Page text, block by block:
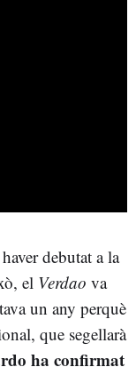
debutat a la
el Verdao va
un any perquè
que segellarà
ha confirmat